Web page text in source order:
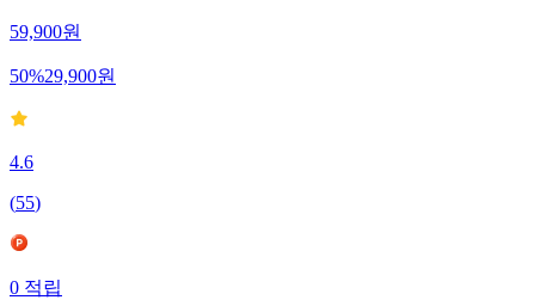
59,900원
50%29,900원
4.6
(55)
0 적립